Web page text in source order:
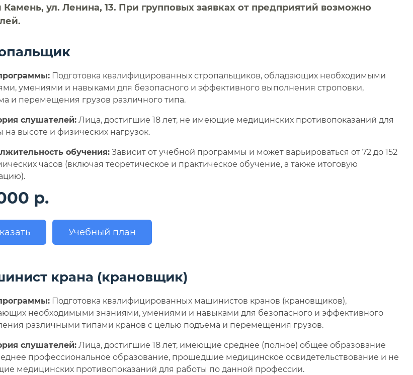
ул. Ленина, 13. При групповых заявках от предприятий возможно
Подготовка квалифицированных стропальщиков, обладающих необходимыми
умениями и навыками для безопасного и эффективного выполнения строповки,
и перемещения грузов различного типа.
слушателей:Лица, достигшие 18 лет, не имеющие медицинских противопоказаний для
на высоте и физических нагрузок.
обучения:Зависит от учебной программы и может варьироваться от 72 до 152
часов (включая теоретическое и практическое обучение, а также итоговую
р.
Учебный план
крана (крановщик)
Подготовка квалифицированных машинистов кранов (крановщиков),
необходимыми знаниями, умениями и навыками для безопасного и эффективного
различными типами кранов с целью подъема и перемещения грузов.
слушателей:Лица, достигшие 18 лет, имеющие среднее (полное) общее образование
профессиональное образование, прошедшие медицинское освидетельствование и не
медицинских противопоказаний для работы по данной профессии.